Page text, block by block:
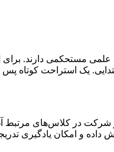
علمی مستحکمی دارند.
یک استراحت
و شرکت در کلاس‌های
و امکان یادگیری